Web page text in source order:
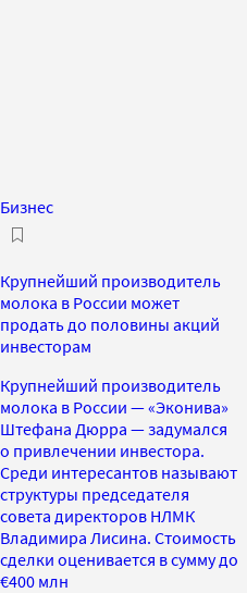
Бизнес
Крупнейший производитель
молока в России может
продать до половины акций
инвесторам
Крупнейший производитель
молока в России — «Эконива»
Штефана Дюрра — задумался
о привлечении инвестора.
Среди интересантов называют
структуры председателя
совета директоров НЛМК
Владимира Лисина. Стоимость
сделки оценивается в сумму до
€400 млн